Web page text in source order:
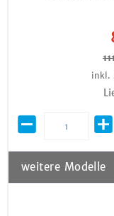
inkl.
weitere Modelle